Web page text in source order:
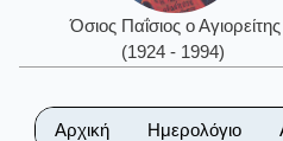
Όσιος Παΐσιος ο Αγιορείτης
(1924 - 1994)
Αρχική Ημερολόγιο